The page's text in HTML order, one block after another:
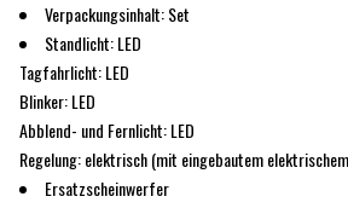
Verpackungsinhalt: Set
Standlicht: LED
Tagfahrlicht: LED
Blinker: LED
Abblend- und Fernlicht: LED
Regelung: elektrisch (mit eingebautem
Ersatzscheinwerfer